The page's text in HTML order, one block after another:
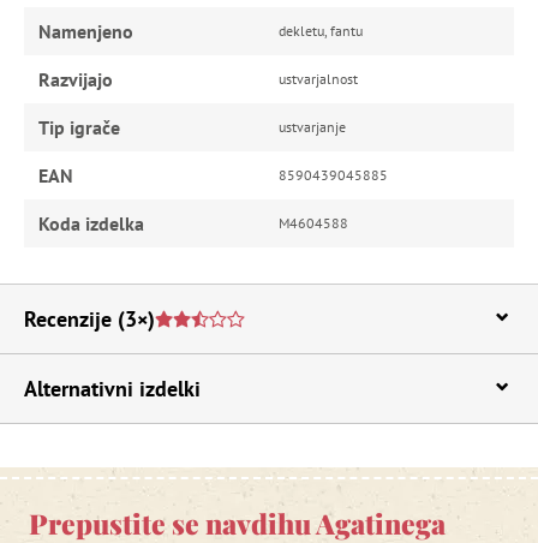
Namenjeno dekletu, fantu
Razvijajo ustvarjalnost
Tip igrače ustvarjanje
EAN 8590439045885
Koda izdelka M4604588
Recenzije (3×)
Alternativni izdelki
Prepustite se navdihu Agatinega